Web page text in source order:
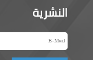
النشرية